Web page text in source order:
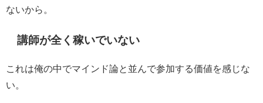
ないから。
講師が全く稼いでいない
これは俺の中でマインド論と並んで参加する価値を感じな
い。